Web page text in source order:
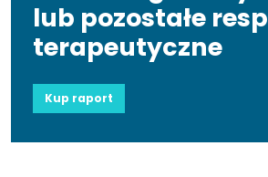
lub pozostałe
terapeutyczne
Kup raport